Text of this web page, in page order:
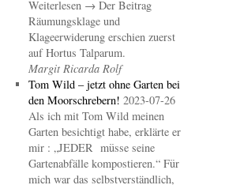
Weiterlesen → Der Beitrag
Räumungsklage und
Klageerwiderung erschien zuerst
auf Hortus Talparum.
Margit Ricarda Rolf
Tom Wild – jetzt ohne Garten bei
den Moorschrebern! 2023-07-26
Als ich mit Tom Wild meinen
Garten besichtigt habe, erklärte er
mir : „JEDER müsse seine
Gartenabfälle kompostieren.“ Für
mich war das selbstverständlich,